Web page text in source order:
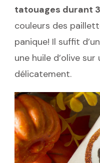
tatouages durant
couleurs des
panique! Il suffit
une huile d’olive
délicatement.